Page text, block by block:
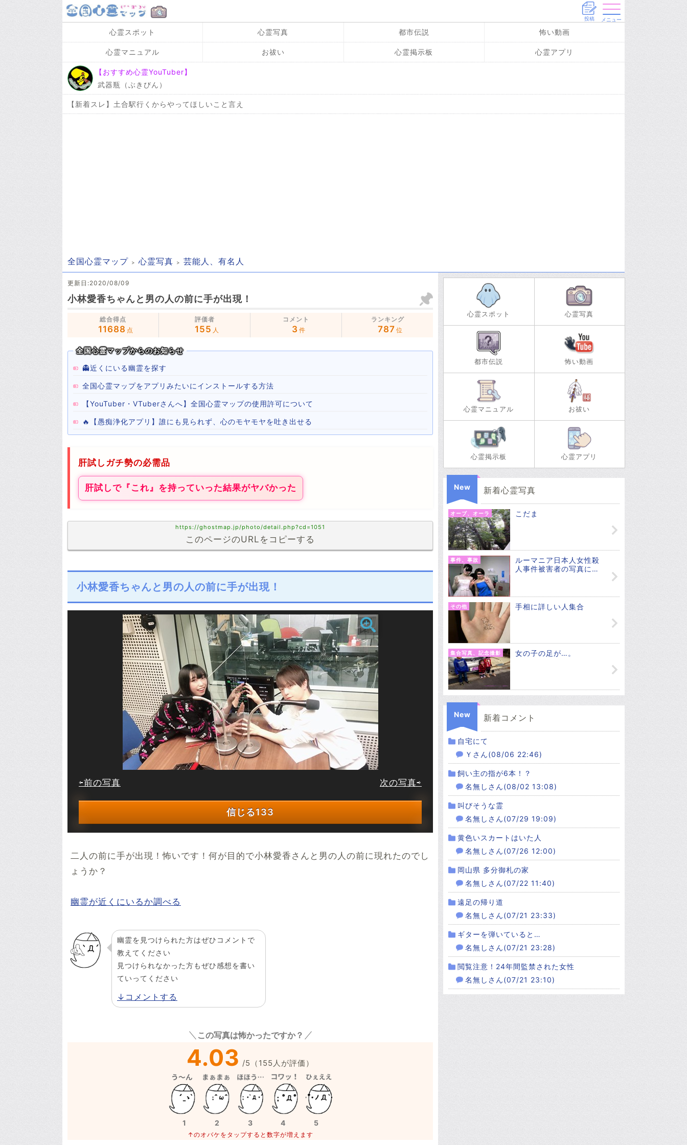
投稿 メニュー
心霊スポット 心霊写真 都市伝説 怖い動画
心霊マニュアル お祓い 心霊掲示板 心霊アプリ
【おすすめ心霊YouTuber】
武器瓶（ぶきびん）
【新着スレ】土合駅行くからやってほしいこと言え
全国心霊マップ 心霊写真 芸能人、有名人
更新日:2020/08/09
小林愛香ちゃんと男の人の前に手が出現！
総合得点
11688 点
評価者
155 人
コメント
3 件
ランキング
787 位
全国心霊マップからのお知らせ
👻近くにいる幽霊を探す
全国心霊マップをアプリみたいにインストールする方法
【YouTuber・VTuberさんへ】全国心霊マップの使用許可について
🔥【愚痴浄化アプリ】誰にも見られず、心のモヤモヤを吐き出せる
肝試しガチ勢の必需品
肝試しで『これ』を持っていった結果がヤバかった
https://ghostmap.jp/photo/detail.php?cd=1051
このページのURLをコピーする
小林愛香ちゃんと男の人の前に手が出現！
⇦前の写真 次の写真⇨
信じる133
二人の前に手が出現！怖いです！何が目的で小林愛香さんと男の人の前に現れたのでし
ょうか？
幽霊が近くにいるか調べる
幽霊を見つけられた方はぜひコメントで
教えてください
見つけられなかった方もぜひ感想を書い
ていってください
↓コメントする
この写真は怖かったですか？
4.03 /5 （ 155 人が評価）
1 2 3 4 5
↑のオバケをタップすると数字が増えます
心霊スポット 心霊写真
都市伝説 怖い動画
心霊マニュアル お祓い
心霊掲示板 心霊アプリ
New 新着心霊写真
オーブ、オーラ こだま
事件、事故
ルーマニア日本人女性殺
人事件被害者の写真に…
その他 手相に詳しい人集合
集合写真、記念撮影 女の子の足が…。
New 新着コメント
自宅にて
Ｙさん(08/06 22:46)
飼い主の指が6本！？
名無しさん(08/02 13:08)
叫びそうな霊
名無しさん(07/29 19:09)
黄色いスカートはいた人
名無しさん(07/26 12:00)
岡山県 多分御札の家
名無しさん(07/22 11:40)
遠足の帰り道
名無しさん(07/21 23:33)
ギターを弾いていると…
名無しさん(07/21 23:28)
閲覧注意！24年間監禁された女性
名無しさん(07/21 23:10)